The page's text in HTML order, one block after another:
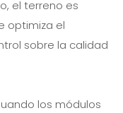
el terreno es
optimiza el
sobre la calidad
los módulos